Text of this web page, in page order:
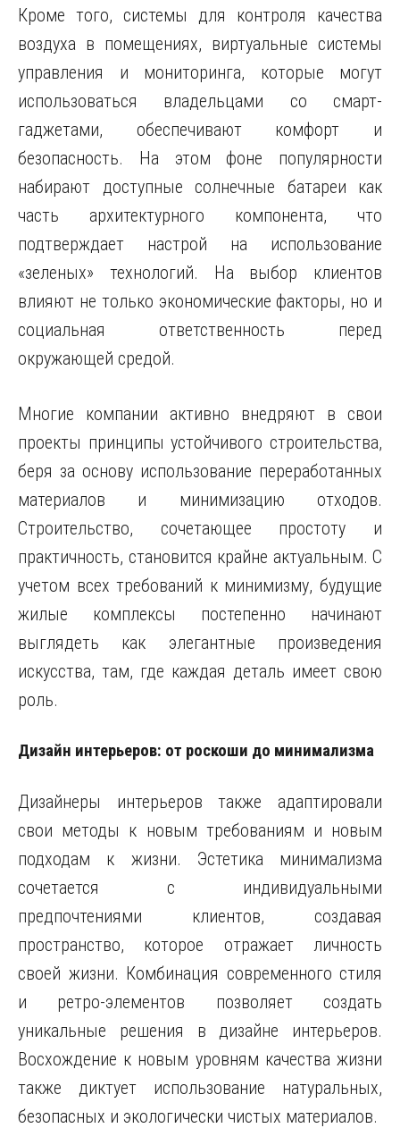
Кроме того, системы для контроля качества
воздуха в помещениях, виртуальные системы
управления и мониторинга, которые могут
использоваться владельцами со смарт-
гаджетами, обеспечивают комфорт и
безопасность. На этом фоне популярности
набирают доступные солнечные батареи как
часть архитектурного компонента, что
подтверждает настрой на использование
«зеленых» технологий. На выбор клиентов
влияют не только экономические факторы, но и
социальная ответственность перед
окружающей средой.
Многие компании активно внедряют в свои
проекты принципы устойчивого строительства,
беря за основу использование переработанных
материалов и минимизацию отходов.
Строительство, сочетающее простоту и
практичность, становится крайне актуальным. С
учетом всех требований к минимизму, будущие
жилые комплексы постепенно начинают
выглядеть как элегантные произведения
искусства, там, где каждая деталь имеет свою
роль.
Дизайн интерьеров: от роскоши до минимализма
Дизайнеры интерьеров также адаптировали
свои методы к новым требованиям и новым
подходам к жизни. Эстетика минимализма
сочетается с индивидуальными
предпочтениями клиентов, создавая
пространство, которое отражает личность
своей жизни. Комбинация современного стиля
и ретро-элементов позволяет создать
уникальные решения в дизайне интерьеров.
Восхождение к новым уровням качества жизни
также диктует использование натуральных,
безопасных и экологически чистых материалов.